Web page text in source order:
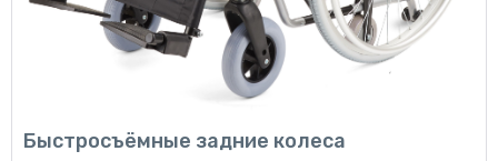
Быстросъёмные задние колеса